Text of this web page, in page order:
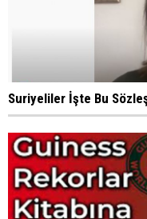
Suriyeliler İşte Bu